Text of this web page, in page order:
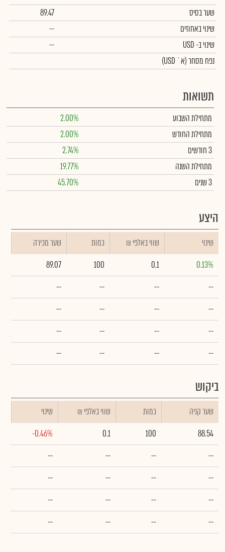
שער בסיס
89.47
שינוי באחוזים
--
שינויב- USD
--
נפח מסחר(א` USD)
תשואות
מתחילת השבוע
2.00%
מתחילת החודש
2.00%
3 חודשים
2.74%
מתחילת השנה
19.77%
3 שנים
45.70%
היצע
שינוי ₪ שווי באלפי כמות
שער מכירה
0.13%
0.1
100
89.07
--
--
--
--
--
--
--
--
--
--
--
--
--
--
--
--
ביקוש
שער קניה כמות ₪ שווי באלפי
שינוי
88.54
100
0.1
-0.46%
--
--
--
--
--
--
--
--
--
--
--
--
--
--
--
--